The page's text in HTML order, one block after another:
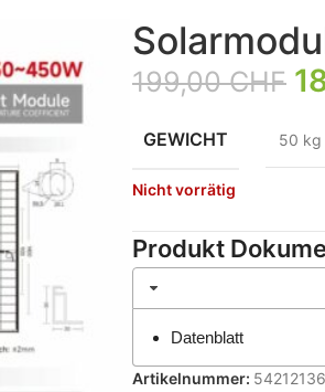
199,00CHF
GEWICHT 50 kg
Nicht vorrätig
Produkt
Datenblatt
Artikelnummer: